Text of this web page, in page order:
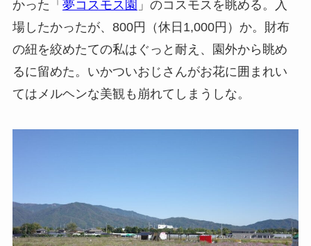
かった「 夢コスモス園 」のコスモスを眺める。入
場したかったが、800円（休日1,000円）か。財布
の紐を絞めたての私はぐっと耐え、園外から眺め
るに留めた。いかついおじさんがお花に囲まれい
てはメルヘンな美観も崩れてしまうしな。